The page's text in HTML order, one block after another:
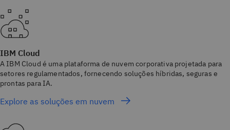
IBM Cloud
A IBM Cloud é uma plataforma de nuvem corporativa projetada para
setores regulamentados, fornecendo soluções híbridas, seguras e
prontas para IA.
Explore as soluções em nuvem